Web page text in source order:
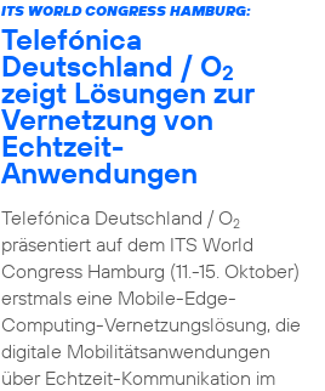
ITS WORLD CONGRESS HAMBURG:
Telefónica
Deutschland / O2
zeigt Lösungen zur
Vernetzung von
Echtzeit-
Anwendungen
Telefónica Deutschland / O2
präsentiert auf dem ITS World
Congress Hamburg (11.-15. Oktober)
erstmals eine Mobile-Edge-
Computing-Vernetzungslösung, die
digitale Mobilitätsanwendungen
über Echtzeit-Kommunikation im